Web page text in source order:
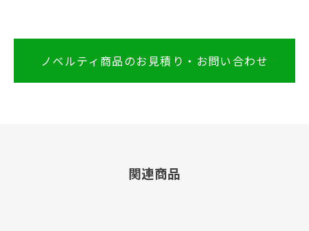
ノベルティ商品のお見積り・お問い合わせ
関連商品